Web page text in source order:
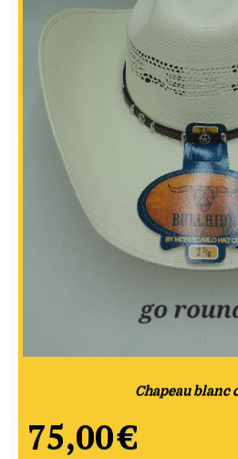
Chapeau blanc
75,00€